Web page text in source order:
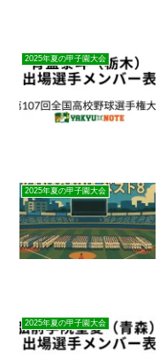
2025年夏の甲子園大会
2025年夏の甲子園大会
2025年夏の甲子園大会